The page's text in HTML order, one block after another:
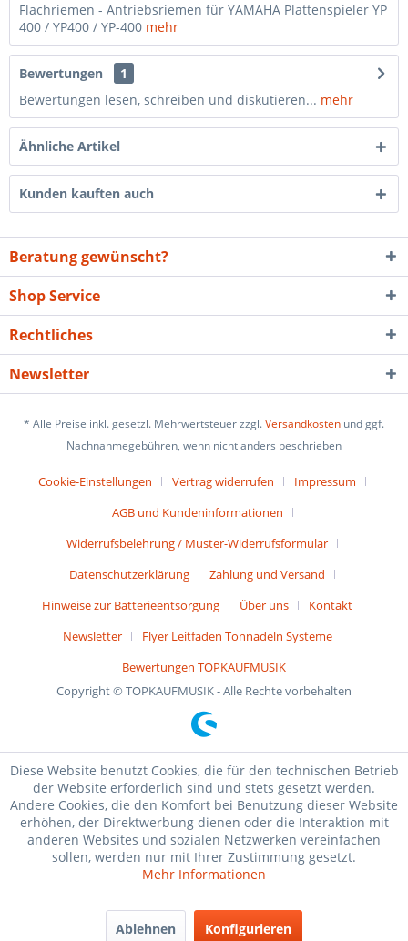
Flachriemen - Antriebsriemen für YAMAHA Plattenspieler YP
400 / YP400 / YP-400 mehr
Bewertungen
1
Bewertungen lesen, schreiben und diskutieren... mehr
Ähnliche Artikel
Kunden kauften auch
Beratung gewünscht?
Shop Service
Rechtliches
Newsletter
* Alle Preise inkl. gesetzl. Mehrwertsteuer zzgl.Versandkosten und ggf.
Nachnahmegebühren, wenn nicht anders beschrieben
Cookie-Einstellungen Vertrag widerrufen
Impressum
AGB und Kundeninformationen
Widerrufsbelehrung / Muster-Widerrufsformular
Datenschutzerklärung
Zahlung und Versand
Hinweise zur Batterieentsorgung
Über uns
Kontakt
Newsletter
Flyer Leitfaden Tonnadeln Systeme
Bewertungen TOPKAUFMUSIK
Copyright © TOPKAUFMUSIK - Alle Rechte vorbehalten
Diese Website benutzt Cookies, die für den technischen Betrieb
der Website erforderlich sind und stets gesetzt werden.
Andere Cookies, die den Komfort bei Benutzung dieser Website
erhöhen, der Direktwerbung dienen oder die Interaktion mit
anderen Websites und sozialen Netzwerken vereinfachen
sollen, werden nur mit Ihrer Zustimmung gesetzt.
Mehr Informationen
Ablehnen Konfigurieren